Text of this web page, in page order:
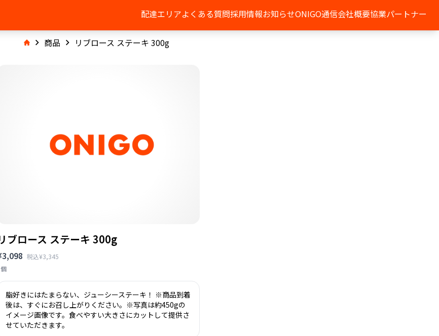
配達エリアよくある質問採用情報お知らせONIGO通信会社概要協業パートナー
商品 リブロース ステーキ 300g
ブロース ステーキ 300g
税込¥3,345
脂好きにはたまらない、ジューシーステーキ！ ※商品到着
後は、すぐにお召し上がりください。※写真は約450gの
イメージ画像です。食べやすい大きさにカットして提供さ
せていただきます。